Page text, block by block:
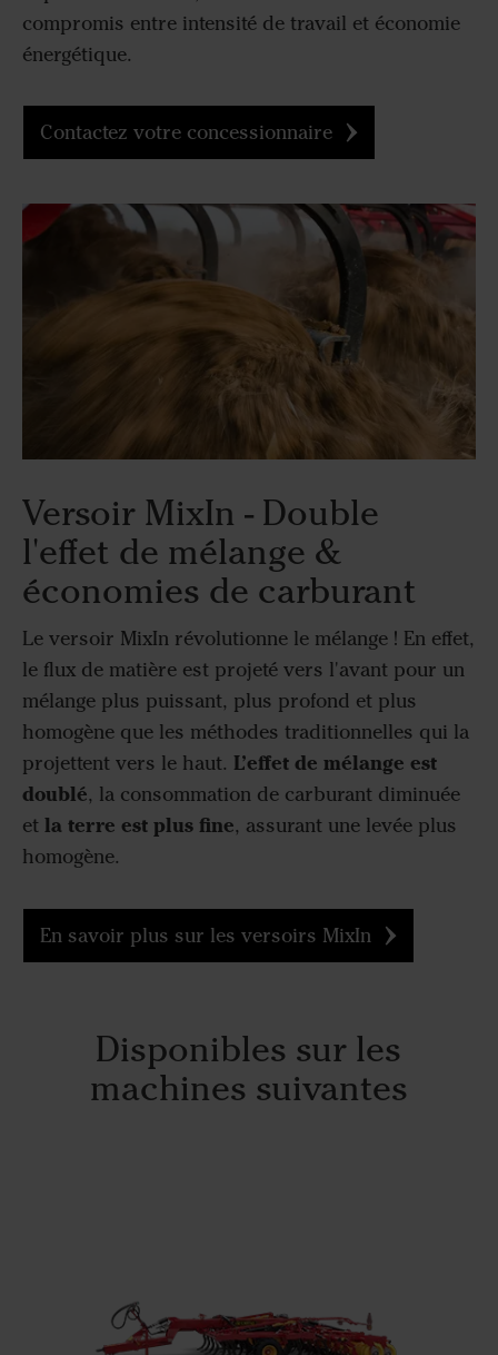
compromis entre intensité de travail et économie
énergétique.
Contactez votre concessionnaire
Versoir MixIn - Double
l'effet de mélange &
économies de carburant
Le versoir MixIn révolutionne le mélange ! En effet,
le flux de matière est projeté vers l'avant pour un
mélange plus puissant, plus profond et plus
homogène que les méthodes traditionnelles qui la
projettent vers le haut. L’effet de mélange est
doublé, la consommation de carburant diminuée
et la terre est plus fine, assurant une levée plus
homogène.
En savoir plus sur les versoirs MixIn
Disponibles sur les
machines suivantes